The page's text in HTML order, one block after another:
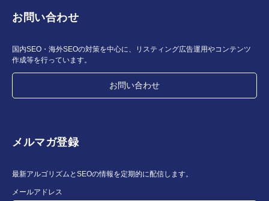
お問い合わせ
国内SEO・海外SEOの対策を中心に、リスティング広告運用やコンテンツ
作成等を行っています。
お問い合わせ
メルマガ登録
最新アルゴリズムとSEOの情報を定期的に配信します。
メールアドレス